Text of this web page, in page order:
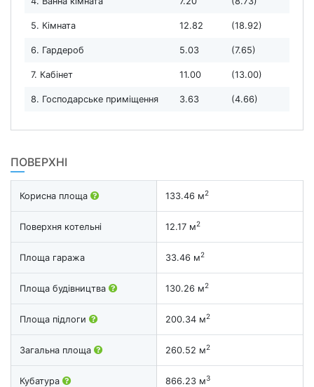
5. Кімната 12.82 (18.92)
6. Гардероб 5.03 (7.65)
7. Кабінет 11.00 (13.00)
8. Господарське приміщення 3.63 (4.66)
ПОВЕРХНІ
Корисна площа 133.46 м2
Поверхня котельні 12.17 м2
Площа гаража 33.46 м2
Площа будівництва 130.26 м2
Площа підлоги 200.34 м2
Загальна площа 260.52 м2
Кубатура 866.23 м3